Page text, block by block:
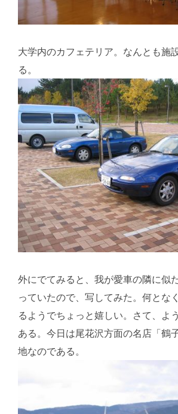
大学内のカフェテリア。なんとも施
る。
外にでてみると、我が愛車の隣に似
っていたので、写してみた。何とな
るようでちょっと嬉しい。さて、よ
ある。今日は尾花沢方面の名店「鶴
地なのである。